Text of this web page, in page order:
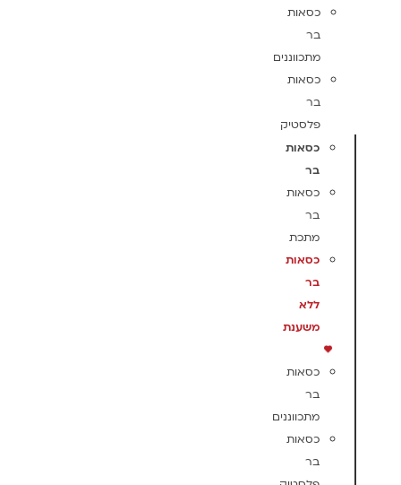
כסאות
בר
מתכווננים
כסאות
בר
פלסטיק
כסאות
בר
כסאות
בר
מתכת
כסאות
בר
ללא
משענת
כסאות
בר
מתכווננים
כסאות
בר